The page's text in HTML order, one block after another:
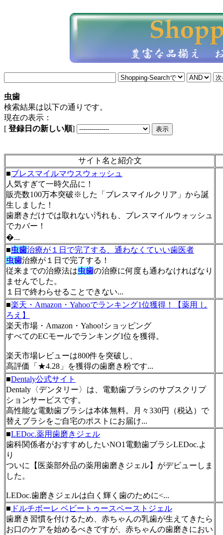
虫歯
検索結果は以下の通りです。
現在の表示：
[ 登録日の新しい順]
サイト名と紹介文
■ブレスマイルマウスウォッシュ
人気すぎて一時欠品に！
販売数100万本突破※した「ブレスマイルクリア」から誕
生しました！
歯磨きだけでは取れない汚れも、ブレスマイルウォッシュ
でカバー！
�...
■虫歯治療が１日で完了する、通わなくていい歯医者
虫歯治療が１日で完了する！
従来までの治療法は虫歯の治療に何度も通わなければなり
ませんでした。
１日で終わらせることできない...
■楽天・Amazon・Yahooでランキング1位獲得！【薬用 し
ろえ】
楽天市場・Amazon・Yahoo!ショッピング
すべてのECモールでランキング1位を獲得。
楽天市場レビューは800件を突破し、
高評価「★4.28」を獲得の歯磨き粉です...
■Dentaly公式サイト
Dentaly〈デンタリー〉は、電動歯ブラシのサブスクリプ
ションサービスです。
高性能な電動歯ブラシは本体無料。月々330円（税込）で
替えブラシをご自宅のポストにお届け...
■LEDoc.薬用歯磨きジェル
歯科関係者がおすすめしたいNO1電動歯ブラシLEDoc.よ
り
ついに【医薬部外品の薬用歯磨きジェル】がデビューしま
した。
LEDoc.歯磨きジェルは白く輝く歯のために<...
■ ドルチボーレ ベビートゥースペーストジェル
歯磨き習慣を付けるため、赤ちゃんの乳歯が生えてきたら
お口のケアを始めるべきですが、赤ちゃんの歯磨きにおい